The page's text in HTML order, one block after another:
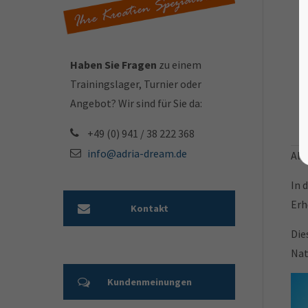
All
In
Haben Sie Fragen zu einem
Trainingslager, Turnier oder
Angebot? Wir sind für Sie da:
+49 (0) 941 / 38 222 368
info@adria-dream.de
Kontakt
Kundenmeinungen